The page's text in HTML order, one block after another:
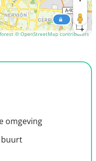
© OpenStreetMap contributors
omgeving
buurt